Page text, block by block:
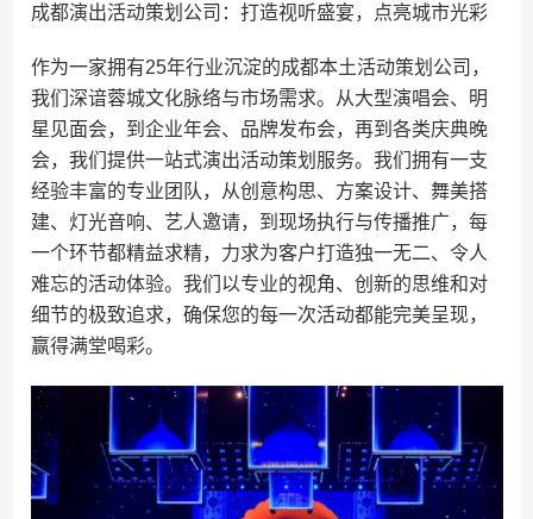
成都演出活动策划公司：打造视听盛宴，点亮城市光彩
作为一家拥有25年行业沉淀的成都本土活动策划公司，
我们深谙蓉城文化脉络与市场需求。从大型演唱会、明
星见面会，到企业年会、品牌发布会，再到各类庆典晚
会，我们提供一站式演出活动策划服务。我们拥有一支
经验丰富的专业团队，从创意构思、方案设计、舞美搭
建、灯光音响、艺人邀请，到现场执行与传播推广，每
一个环节都精益求精，力求为客户打造独一无二、令人
难忘的活动体验。我们以专业的视角、创新的思维和对
细节的极致追求，确保您的每一次活动都能完美呈现，
赢得满堂喝彩。